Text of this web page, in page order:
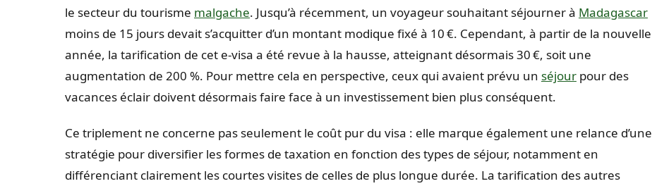
le secteur du tourisme malgache. Jusqu’à récemment, un voyageur souhaitant séjourner à Madagascar
moins de 15 jours devait s’acquitter d’un montant modique fixé à 10 €. Cependant, à partir de la nouvelle
année, la tarification de cet e-visa a été revue à la hausse, atteignant désormais 30 €, soit une
augmentation de 200 %. Pour mettre cela en perspective, ceux qui avaient prévu un séjour pour des
vacances éclair doivent désormais faire face à un investissement bien plus conséquent.
Ce triplement ne concerne pas seulement le coût pur du visa : elle marque également une relance d’une
stratégie pour diversifier les formes de taxation en fonction des types de séjour, notamment en
différenciant clairement les courtes visites de celles de plus longue durée. La tarification des autres